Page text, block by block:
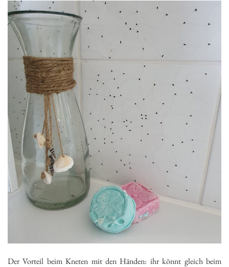
Der Vorteil beim Kneten mit den Händen: ihr könnt gleich beim